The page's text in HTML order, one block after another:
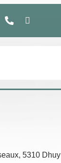
5310 Dhuy